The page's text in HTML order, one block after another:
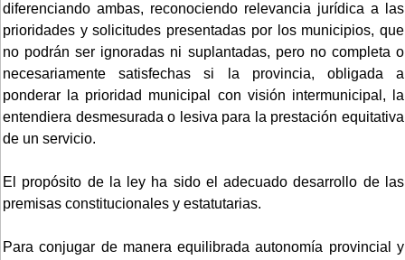
diferenciando ambas, reconociendo relevancia jurídica a las
prioridades y solicitudes presentadas por los municipios, que
no podrán ser ignoradas ni suplantadas, pero no completa o
necesariamente satisfechas si la provincia, obligada a
ponderar la prioridad municipal con visión intermunicipal, la
entendiera desmesurada o lesiva para la prestación equitativa
de un servicio.
El propósito de la ley ha sido el adecuado desarrollo de las
premisas constitucionales y estatutarias.
Para conjugar de manera equilibrada autonomía provincial y